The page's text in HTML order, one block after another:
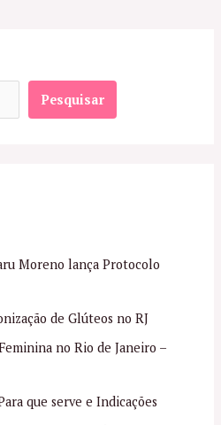
Pesquisar
Moreno lança Protocolo
de Glúteos no RJ
no Rio de Janeiro –
que serve e Indicações